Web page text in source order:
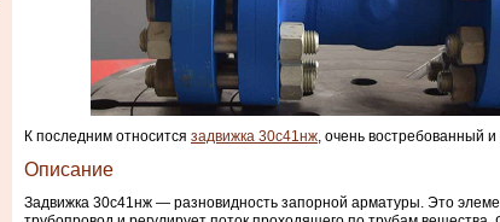
К последним относится задвижка 30с41нж, очень востребованный
Описание
Задвижка 30с41нж — разновидность запорной арматуры. Это